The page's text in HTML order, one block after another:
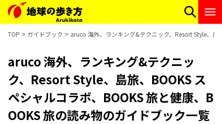
TOP ガイドブック aruco 海外、ランキング&テクニック、Resort Style、島
aruco 海外、ランキング&テクニッ
ク、Resort Style、島旅、BOOKS ス
ペシャルコラボ、BOOKS 旅と健康、B
OOKS 旅の読み物のガイドブック一覧